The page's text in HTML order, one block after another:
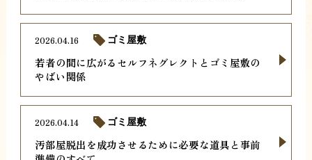
若者の間に広がるセルフネグレクトとゴミ屋敷の
やばい関係
2026.04.16 ゴミ屋敷
汚部屋脱出を成功させるために必要な道具と事前
2026.04.14 ゴミ屋敷